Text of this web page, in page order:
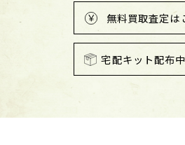
無料買取査定は
宅配キット配布中